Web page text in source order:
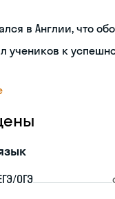
в Англии, что
учеников к
ОГЭ